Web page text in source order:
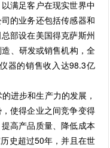
满足客户在现实世界中
的业务还包括传感器和
部设在美国得克萨斯州
、研发或销售机构，全
器的销售收入达98.3亿
进步和生产力的发展，
使得企业之间竞争变得
高产品质量、降低成本
史超过50年，并且在世